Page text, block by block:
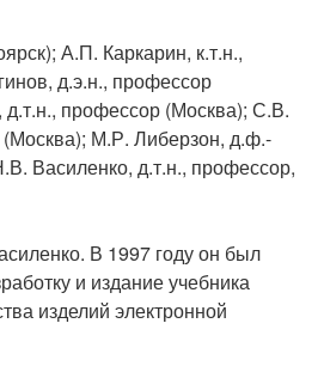
А.П. Каркарин, к.т.н.,
д.э.н., профессор
профессор (Москва); С.В.
(Москва); М.Р. Либерзон, д.ф.-
Василенко, д.т.н., профессор,
В 1997 году он был
и издание учебника
изделий электронной